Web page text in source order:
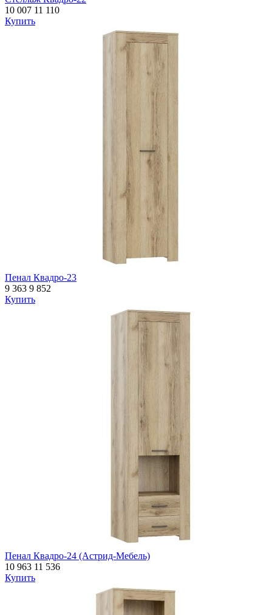
10 007 11 110
Купить
Пенал Квадро-23
9 363 9 852
Купить
Пенал Квадро-24 (Астрид-Мебель)
10 963 11 536
Купить